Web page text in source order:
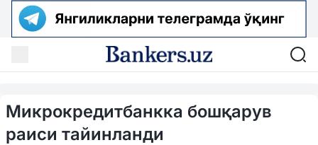
Микрокредитбанкка бошқарув
раиси тайинланди